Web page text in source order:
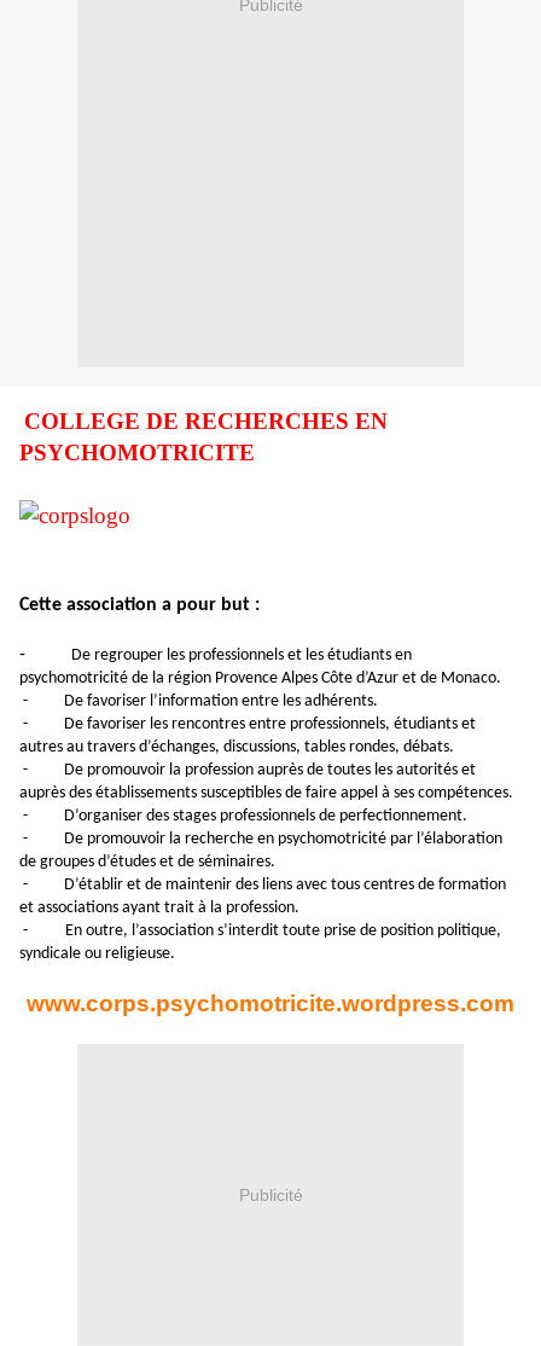
Publicité
COLLEGE DE RECHERCHES EN
PSYCHOMOTRICITE
Cette association a pour but :
-
De regrouper les professionnels et les étudiants en
psychomotricité de la région Provence Alpes Côte d’Azur et de Monaco.
-
De favoriser l’information entre les adhérents.
-
De favoriser les rencontres entre professionnels, étudiants et
autres au travers d’échanges, discussions, tables rondes, débats.
-
De promouvoir la profession auprès de toutes les autorités et
auprès des établissements susceptibles de faire appel à ses compétences.
-
D’organiser des stages professionnels de perfectionnement.
-
De promouvoir la recherche en psychomotricité par l’élaboration
de groupes d’études et de séminaires.
-
D’établir et de maintenir des liens avec tous centres de formation
et associations ayant trait à la profession.
-
En outre, l’association s’interdit toute prise de position politique,
syndicale ou religieuse.
www.corps.psychomotricite.wordpress.com
Publicité